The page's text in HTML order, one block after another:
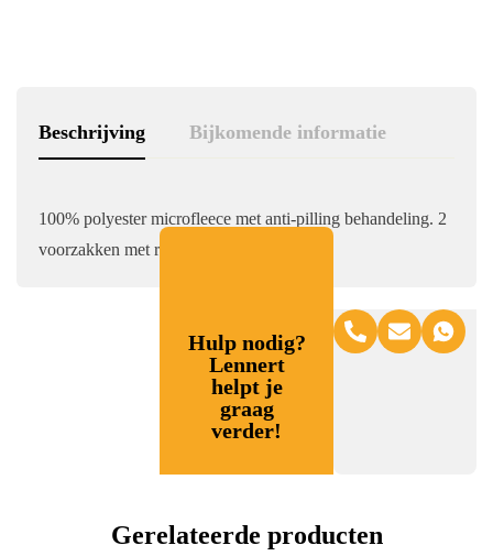
Beschrijving Bijkomende informatie
100% polyester microfleece met anti-pilling behandeling. 2
voorzakken met rits. Ritssluiting.
Hulp nodig?
Lennert
helpt je
graag
verder!
Gerelateerde producten